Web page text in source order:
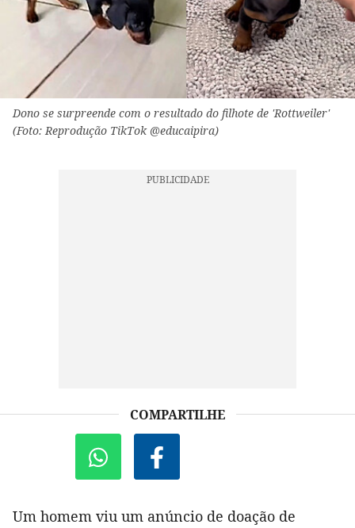
Dono se surpreende com o resultado do filhote de 'Rottweiler'
(Foto: Reprodução TikTok @educaipira)
COMPARTILHE
Um homem viu um anúncio de doação de